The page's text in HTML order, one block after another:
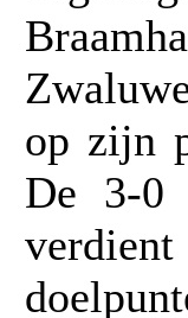
op zijn
De 3-0
verdient